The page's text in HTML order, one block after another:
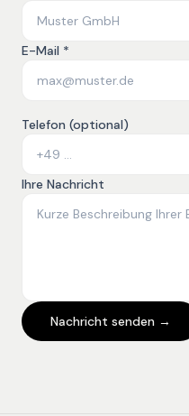
E-Mail *
Telefon (optional)
Ihre Nachricht
Nachricht senden →